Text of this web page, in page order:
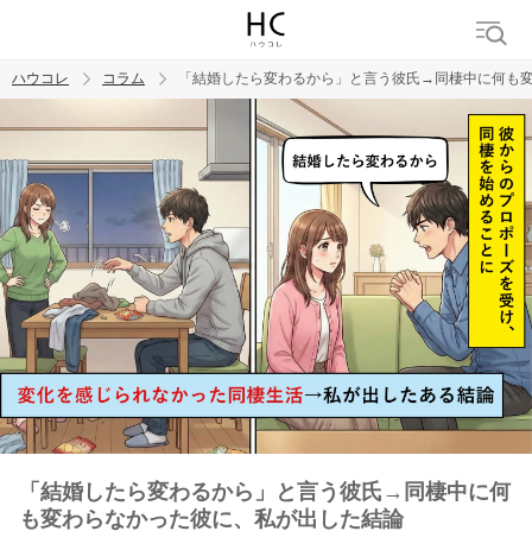
トレンド ワード
男の本音 男ウケ NG行動 彼女 イイ女 婚活
ハウコレ コラム 「結婚したら変わるから」と言う彼氏→同棲中に何も
「結婚したら変わるから」と言う彼氏→同棲中に何
も変わらなかった彼に、私が出した結論